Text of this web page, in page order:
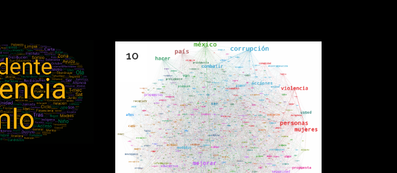
10